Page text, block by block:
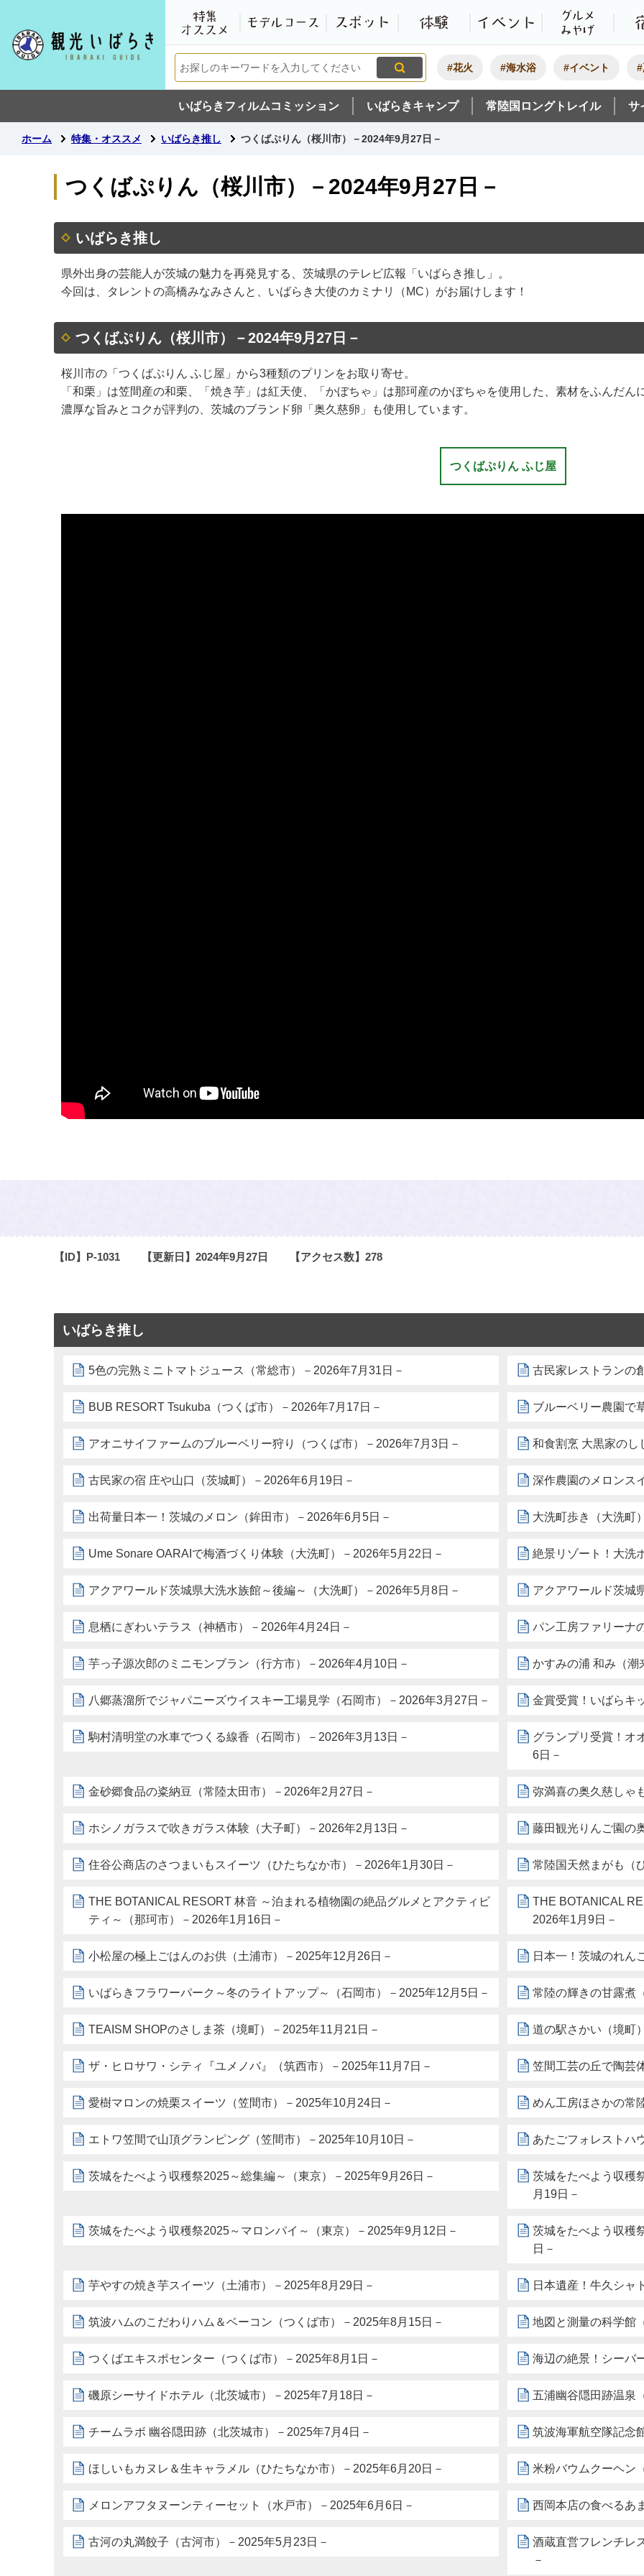
観光いばらき公式ホームペ
特集・オススメ
モデルコーススポット 体験
#花火 #海水浴 #イベント
いばらきフィルムコミッション いばらきキャンプ 常陸国ロングトレイル サ
ホーム 特集・オススメ いばらき推し つくばぷりん（桜川市）－2024年9月27日－
つくばぷりん（桜川市）－2024年9月27日－
いばらき推し
県外出身の芸能人が茨城の魅力を再発見する、茨城県のテレビ広報「いばらき推し」。
今回は、タレントの高橋みなみさんと、いばらき大使のカミナリ（MC）がお届けします！
つくばぷりん（桜川市）－2024年9月27日－
桜川市の「つくばぷりん ふじ屋」から3種類のプリンをお取り寄せ。
「和栗」は笠間産の和栗、「焼き芋」は紅天使、「かぼちゃ」は那珂産のかぼちゃを使用した、素材をふんだん
濃厚な旨みとコクが評判の、茨城のブランド卵「奥久慈卵」も使用しています。
つくばぷりん ふじ屋
【ID】 P-1031 【更新日】 2024年9月27日 【アクセス数】 278
いばらき推し
5色の完熟ミニトマトジュース（常総市）－2026年7月31日－ 古民家レストランの
BUB RESORT Tsukuba（つくば市）－2026年7月17日－ ブルーベリー農園で
アオニサイファームのブルーベリー狩り（つくば市）－2026年7月3日－ 和食割烹 大黒家のし
古民家の宿 庄や山口（茨城町）－2026年6月19日－ 深作農園のメロンス
出荷量日本一！茨城のメロン（鉾田市）－2026年6月5日－ 大洗町歩き（大洗町
Ume Sonare OARAIで梅酒づくり体験（大洗町）－2026年5月22日－ 絶景リゾート！大洗
アクアワールド茨城県大洗水族館～後編～（大洗町）－2026年5月8日－ アクアワールド茨城
息栖にぎわいテラス（神栖市）－2026年4月24日－ パン工房ファリーナ
芋っ子源次郎のミニモンブラン（行方市）－2026年4月10日－ かすみの浦 和み（潮
八郷蒸溜所でジャパニーズウイスキー工場見学（石岡市）－2026年3月27日－ 金賞受賞！いばらキ
駒村清明堂の水車でつくる線香（石岡市）－2026年3月13日－
グランプリ受賞！オ
6日－
金砂郷食品の粢納豆（常陸太田市）－2026年2月27日－ 弥満喜の奥久慈しゃ
ホシノガラスで吹きガラス体験（大子町）－2026年2月13日－ 藤田観光りんご園の
住谷公商店のさつまいもスイーツ（ひたちなか市）－2026年1月30日－ 常陸国天然まがも（
THE BOTANICAL RESORT 林音 ～泊まれる植物園の絶品グルメとアクティビ
ティ～（那珂市）－2026年1月16日－
THE BOTANICAL
2026年1月9日－
小松屋の極上ごはんのお供（土浦市）－2025年12月26日－ 日本一！茨城のれん
いばらきフラワーパーク～冬のライトアップ～（石岡市）－2025年12月5日－ 常陸の輝きの甘露煮
TEAISM SHOPのさしま茶（境町）－2025年11月21日－ 道の駅さかい（境町
ザ・ヒロサワ・シティ『ユメノバ』（筑西市）－2025年11月7日－ 笠間工芸の丘で陶芸
愛樹マロンの焼栗スイーツ（笠間市）－2025年10月24日－ めん工房ほさかの常
エトワ笠間で山頂グランピング（笠間市）－2025年10月10日－ あたごフォレストハ
茨城をたべよう収穫祭2025～総集編～（東京）－2025年9月26日－
茨城をたべよう収穫
月19日－
茨城をたべよう収穫祭2025～マロンパイ～（東京）－2025年9月12日－
茨城をたべよう収穫
日－
芋やすの焼き芋スイーツ（土浦市）－2025年8月29日－ 日本遺産！牛久シャ
筑波ハムのこだわりハム＆ベーコン（つくば市）－2025年8月15日－ 地図と測量の科学館
つくばエキスポセンター（つくば市）－2025年8月1日－ 海辺の絶景！シーバ
磯原シーサイドホテル（北茨城市）－2025年7月18日－ 五浦幽谷隠田跡温泉
チームラボ 幽谷隠田跡（北茨城市）－2025年7月4日－ 筑波海軍航空隊記念
ほしいもカヌレ＆生キャラメル（ひたちなか市）－2025年6月20日－ 米粉バウムクーヘン
メロンアフタヌーンティーセット（水戸市）－2025年6月6日－ 西岡本店の食べるあ
古河の丸満餃子（古河市）－2025年5月23日－
酒蔵直営フレンチレ
－